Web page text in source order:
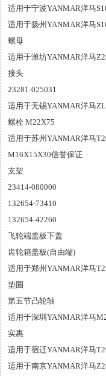
适用于宁波YANMAR洋马
适用于扬州YANMAR洋马
螺母
适用于潍坊YANMAR洋马
接头
23281-025031
适用于无锡YANMAR洋马
螺栓 M22X75
适用于苏州YANMAR洋马
M16X15X30信誉保证
支架
23414-080000
132654-73410
132654-42260
飞轮端盖板下盖
齿轮箱盖板(自由端)
适用于郑州YANMAR洋马
垫圈
第五节凸轮轴
适用于深圳YANMAR洋马
实惠
适用于宿迁YANMAR洋马
适用于南京YANMAR洋马